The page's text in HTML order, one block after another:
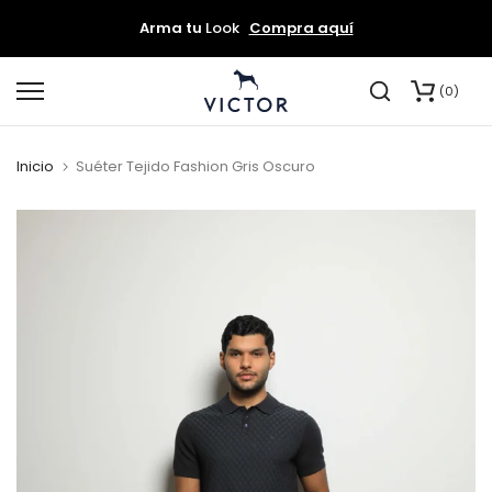
Arma tu Look Compra aquí
Por compras de$250.000envío gratis
saltar
al
contenido
0
Inicio Suéter Tejido Fashion Gris Oscuro